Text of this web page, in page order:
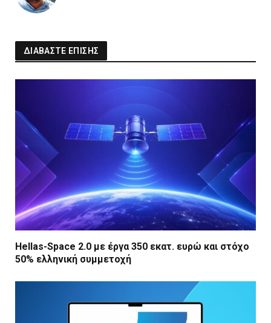
ΔΙΑΒΑΣΤΕ ΕΠΙΣΗΣ
Hellas-Space 2.0 με έργα 350 εκατ. ευρώ και στόχο
50% ελληνική συμμετοχή